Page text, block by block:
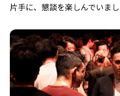
片手に、懇談を楽しんでいまし